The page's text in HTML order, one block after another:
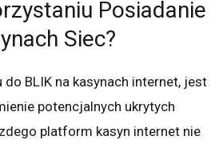
Posiadanie
Siec?
BLIK na kasynach internet, jest
potencjalnych ukrytych
platform kasyn internet nie